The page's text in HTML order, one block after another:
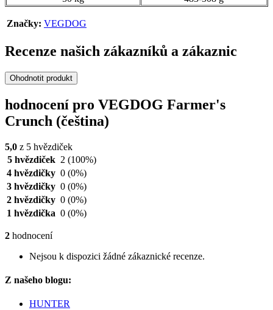
Značky: VEGDOG
Recenze našich zákazníků a zákaznic
Ohodnotit produkt
hodnocení pro VEGDOG Farmer's
Crunch (čeština)
5,0 z 5 hvězdiček
5 hvězdiček 2 (100%)
4 hvězdičky 0 (0%)
3 hvězdičky 0 (0%)
2 hvězdičky 0 (0%)
1 hvězdička 0 (0%)
2 hodnocení
Nejsou k dispozici žádné zákaznické recenze.
Z našeho blogu:
HUNTER